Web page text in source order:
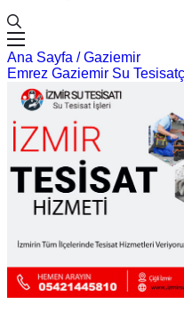
Ana Sayfa / Gaziemir
Emrez Gaziemir Su